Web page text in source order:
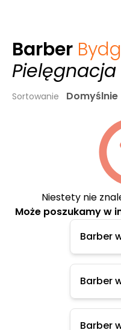
Barber
Sortowanie Domyślnie
Niestety nie
Może poszukamy w
Barber
Barber
Barber